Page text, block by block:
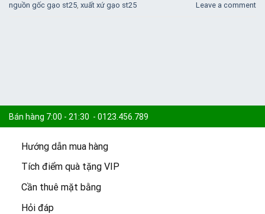
nguồn gốc gạo st25, xuất xứ gạo st25 Leave a comment
Bán hàng 7:00 - 21:30 - 0123.456.789
Khiếu nại 7:30 - 21:00 - 0123.456.789
Hướng dẫn mua hàng
Tích điểm quà tặng VIP
Cần thuê mặt bằng
Hỏi đáp